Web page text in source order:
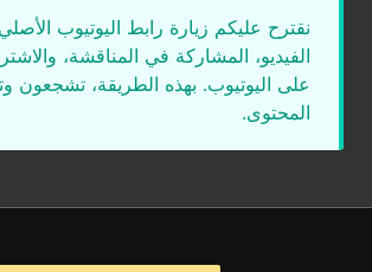
نقترح عليكم زيارة رابط اليوتيوب
الفيديو، المشاركة في المناقشة،
على اليوتيوب. بهذه الطريقة، تشجعون
المحتوى.